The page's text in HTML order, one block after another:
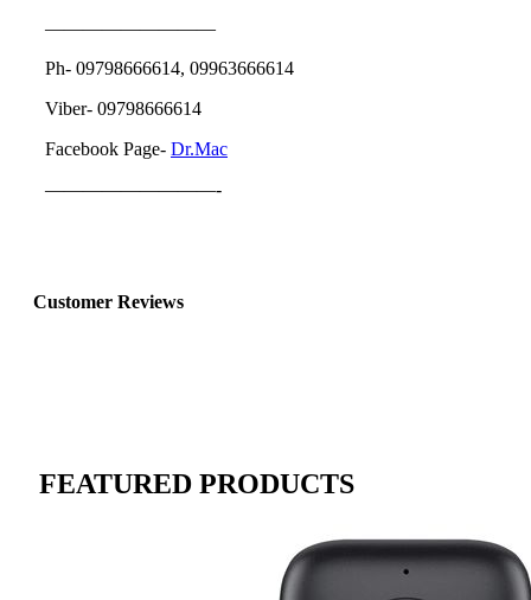
—————————
Ph- 09798666614, 09963666614
Viber- 09798666614
Facebook Page- Dr.Mac
—————————-
Customer Reviews
FEATURED PRODUCTS